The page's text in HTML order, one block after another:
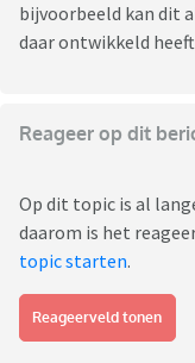
bijvoorbeeld kan dit
daar ontwikkeld
Reageer op dit
Op dit topic is al
daarom is het
topic starten.
Reageerveld tonen